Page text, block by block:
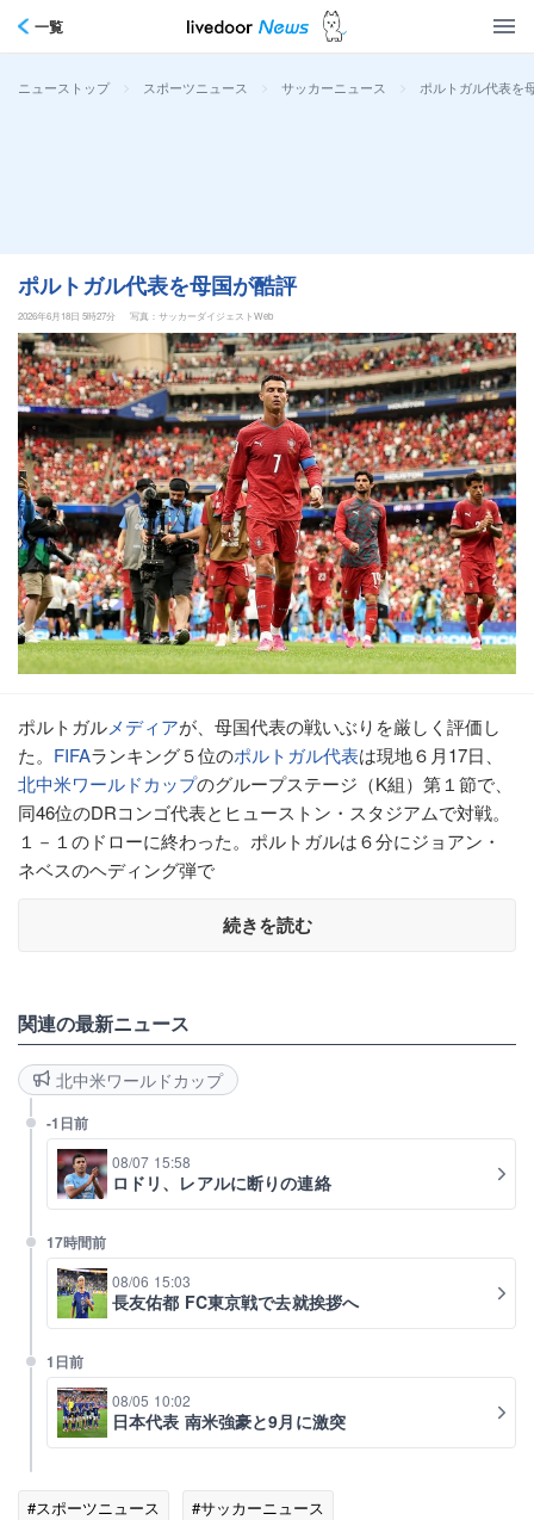
一覧
ニューストップ > スポーツニュース > サッカーニュース > ポルトガル代表を
ポルトガル代表を母国が酷評
2026年6月18日 5時27分 写真：サッカーダイジェストWeb
ポルトガルメディアが、母国代表の戦いぶりを厳しく評価し
た。 FIFAランキング５位のポルトガル代表は現地６月17日、
北中米ワールドカップのグループステージ（K組）第１節で、
同46位のDRコンゴ代表とヒューストン・スタジアムで対戦。
１－１のドローに終わった。ポルトガルは６分にジョアン・
ネベスのヘディング弾で
続きを読む
関連の最新ニュース
北中米ワールドカップ
-1日前
08/07 15:58
ロドリ、レアルに断りの連絡
17時間前
08/06 15:03
長友佑都 FC東京戦で去就挨拶へ
1日前
08/05 10:02
日本代表 南米強豪と9月に激突
#スポーツニュース
#サッカーニュース